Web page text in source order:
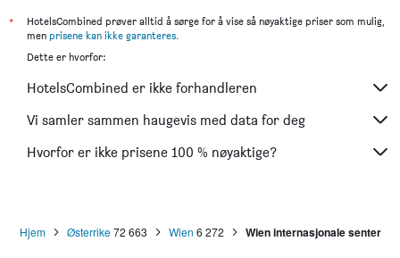
Hotel Enziana Wien
Lenas Donau Hotel
Hotel Post
Hotel Marc Aurel - Vienna City Center
Meininger Hotel Wien Downtown Sissi
*
HotelsCombined prøver alltid å sørge for å vise så nøyaktige priser som mulig,
men prisene kan ikke garanteres.
Dette er hvorfor:
HotelsCombined er ikke forhandleren
Vi samler sammen haugevis med data for deg
Hvorfor er ikke prisene 100 % nøyaktige?
Hjem Østerrike 72 663 Wien 6 272 Wien internasjonale senter